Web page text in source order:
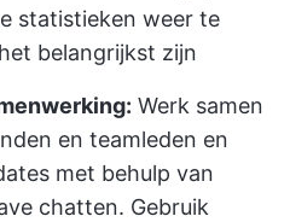
statistieken weer te
belangrijkst zijn
Werk samen
en teamleden en
met behulp van
chatten. Gebruik